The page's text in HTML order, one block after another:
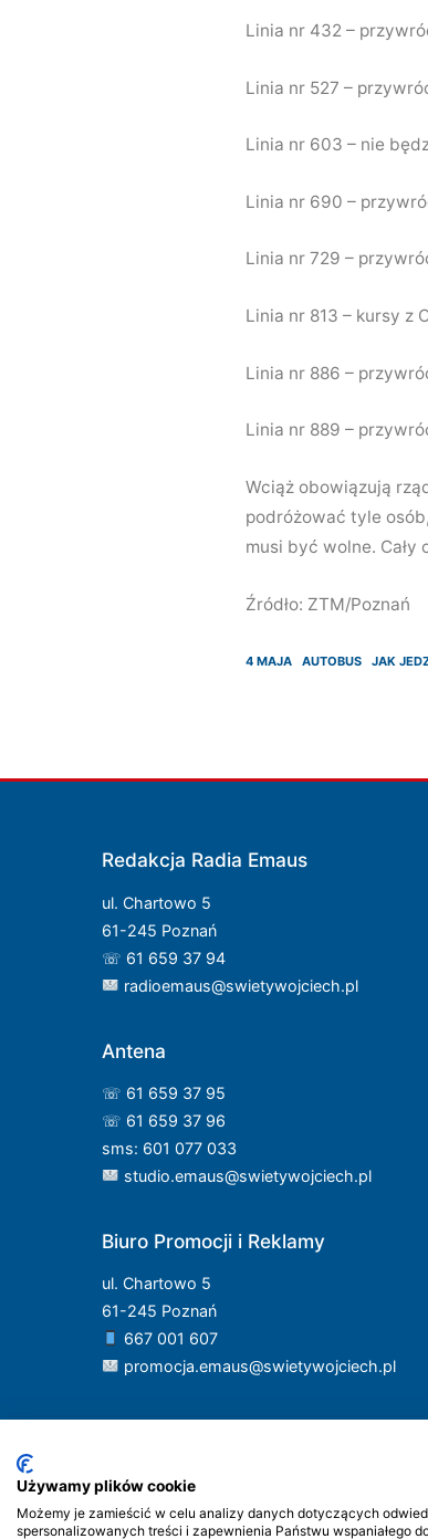
Linia nr 432 –
Linia nr 527 –
Linia nr 603 – nie
Linia nr 690 –
Linia nr 729 –
Linia nr 813 – kursy z
Linia nr 886 –
Linia nr 889 –
Wciąż obowiązują
podróżować tyle
musi być wolne.
Źródło: ZTM/Poznań
4 MAJA AUTOBUS JAK
Redakcja Radia Emaus
ul. Chartowo 5
61-245 Poznań
☏ 61 659 37 94
radioemaus@swietywojciech.pl
Antena
☏ 61 659 37 95
☏ 61 659 37 96
sms: 601 077 033
studio.emaus@swietywojciech.pl
Biuro Promocji i Reklamy
ul. Chartowo 5
61-245 Poznań
667 001 607
promocja.emaus@swietywojciech.pl
Używamy plików cookie
Możemy je zamieścić w celu analizy danych dotyczących
spersonalizowanych treści i zapewnienia Państwu wspaniałego